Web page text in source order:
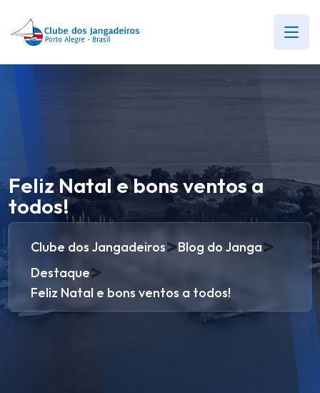
Feliz Natal e bons ventos a
todos!
Clube dos Jangadeiros>Blog do Janga>
Destaque>
Feliz Natal e bons ventos a todos!